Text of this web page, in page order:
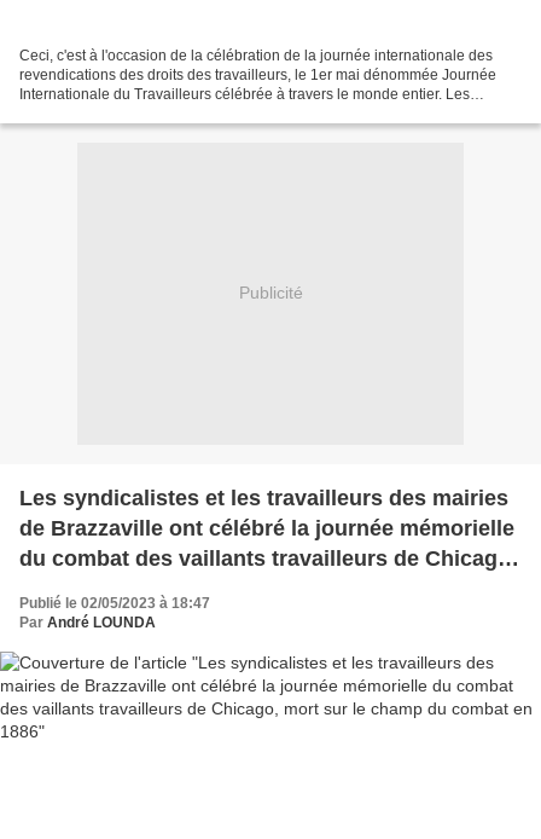
Ceci, c'est à l'occasion de la célébration de la journée internationale des
revendications des droits des travailleurs, le 1er mai dénommée Journée
Internationale du Travailleurs célébrée à travers le monde entier. Les
Publicité
Les syndicalistes et les travailleurs des mairies
de Brazzaville ont célébré la journée mémorielle
du combat des vaillants travailleurs de Chicago,
Publié le 02/05/2023 à 18:47
Par André LOUNDA